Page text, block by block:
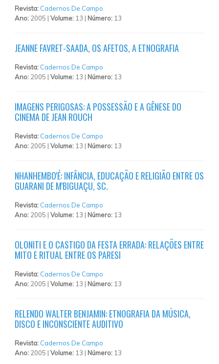
Revista: Cadernos De Campo
Ano: 2005 | Volume: 13 | Número: 13
JEANNE FAVRET-SAADA, OS AFETOS, A ETNOGRAFIA
Revista: Cadernos De Campo
Ano: 2005 | Volume: 13 | Número: 13
IMAGENS PERIGOSAS: A POSSESSÃO E A GÊNESE DO
CINEMA DE JEAN ROUCH
Revista: Cadernos De Campo
Ano: 2005 | Volume: 13 | Número: 13
NHANHEMBO'É: INFÂNCIA, EDUCAÇÃO E RELIGIÃO ENTRE OS
GUARANI DE M'BIGUAÇU, SC.
Revista: Cadernos De Campo
Ano: 2005 | Volume: 13 | Número: 13
OLONITI E O CASTIGO DA FESTA ERRADA: RELAÇÕES ENTRE
MITO E RITUAL ENTRE OS PARESI
Revista: Cadernos De Campo
Ano: 2005 | Volume: 13 | Número: 13
RELENDO WALTER BENJAMIN: ETNOGRAFIA DA MÚSICA,
DISCO E INCONSCIENTE AUDITIVO
Revista: Cadernos De Campo
Ano: 2005 | Volume: 13 | Número: 13